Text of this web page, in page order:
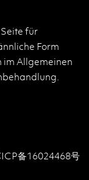
für
Form
Allgemeinen
备16024468号